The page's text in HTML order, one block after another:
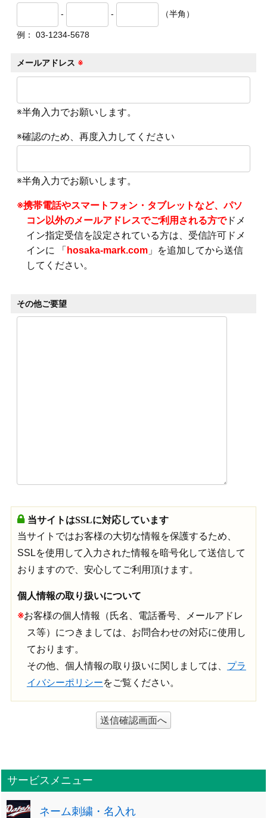
- - （半角）
例： 03-1234-5678
メールアドレス ※
※半角入力でお願いします。
※確認のため、再度入力してください
※半角入力でお願いします。
※携帯電話やスマートフォン・タブレットなど、パソ
コン以外のメールアドレスでご利用される方でドメ
イン指定受信を設定されている方は、受信許可ドメ
インに 「 hosaka-mark.com」を追加してから送信
してください。
その他ご要望
当サイトはSSLに対応しています
当サイトではお客様の大切な情報を保護するため、
SSLを使用して入力された情報を暗号化して送信して
おりますので、安心してご利用頂けます。
個人情報の取り扱いについて
※お客様の個人情報（氏名、電話番号、メールアドレ
ス等）につきましては、お問合わせの対応に使用し
ております。
その他、個人情報の取り扱いに関しましては、 プラ
イバシーポリシーをご覧ください。
サービスメニュー
ネーム刺繍・名入れ